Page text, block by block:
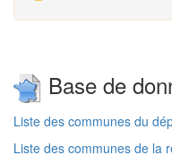
Base de
Liste des communes du
Liste des communes de la